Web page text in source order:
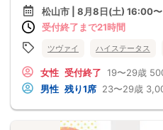
松山市 | 8月8日(土) 16:00〜
受付終了まで21時間
ツヴァイ ハイステータス
女性 受付終了 19〜29歳
男性 残り1席 23〜29歳